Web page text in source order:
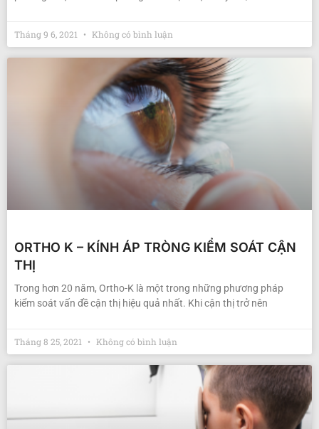
Tháng 9 6, 2021 Không có bình luận
ORTHO K – KÍNH ÁP TRÒNG KIỂM SOÁT CẬN
THỊ
Trong hơn 20 năm, Ortho-K là một trong những phương pháp
kiểm soát vấn đề cận thị hiệu quả nhất. Khi cận thị trở nên
Tháng 8 25, 2021 Không có bình luận